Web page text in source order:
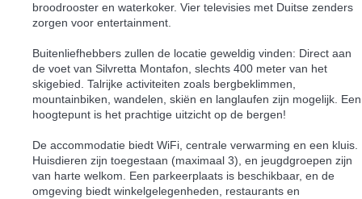
broodrooster en waterkoker. Vier televisies met Duitse zenders
zorgen voor entertainment.
Buitenliefhebbers zullen de locatie geweldig vinden: Direct aan
de voet van Silvretta Montafon, slechts 400 meter van het
skigebied. Talrijke activiteiten zoals bergbeklimmen,
mountainbiken, wandelen, skiën en langlaufen zijn mogelijk. Een
hoogtepunt is het prachtige uitzicht op de bergen!
De accommodatie biedt WiFi, centrale verwarming en een kluis.
Huisdieren zijn toegestaan (maximaal 3), en jeugdgroepen zijn
van harte welkom. Een parkeerplaats is beschikbaar, en de
omgeving biedt winkelgelegenheden, restaurants en